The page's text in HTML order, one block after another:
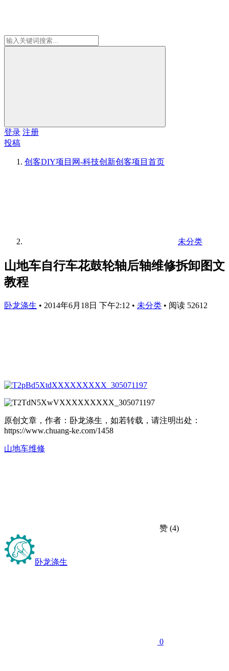
登录 注册
投稿
创客DIY项目网-科技创新创客项目 首页
未分类
山地车自行车花鼓轮轴后轴维修拆卸图文
教程
卧龙涤生 • 2014年6月18日 下午2:12 • 未分类 • 阅读 52612
原创文章，作者：卧龙涤生，如若转载，请注明出处：
https://www.chuang-ke.com/1458
山地车维修
赞 (4)
卧龙涤生
0